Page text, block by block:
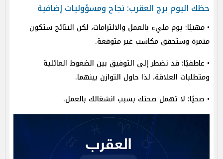
حظك اليوم برج العقرب: نجاح ومسؤوليات إضافية
• مهنيًا: يوم مليء بالعمل والالتزامات، لكن النتائج ستكون
مثمرة وستحقق مكاسب غير متوقعة.
• عاطفيًا: قد تضطر إلى التوفيق بين الضغوط العائلية
ومتطلبات العلاقة، لذا حاول التوازن بينهما.
• صحيًا: لا تهمل صحتك بسبب انشغالك بالعمل.